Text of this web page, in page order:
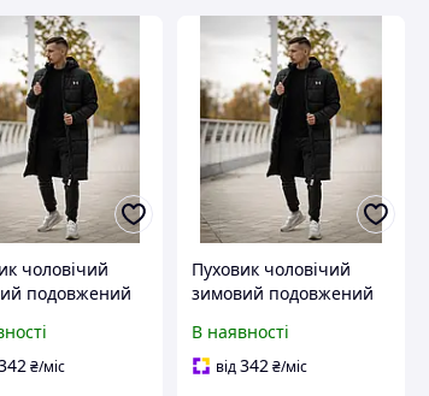
чоловічий
подовжений
сучасна модна
куртка для
₴/міс
Пуховик чоловічий
зимовий подовжений
LightUA сучасна модна
коротка куртка для
В наявності
від342₴/міс